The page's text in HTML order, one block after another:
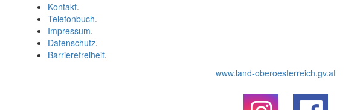
Kontakt.
Telefonbuch.
Impressum.
Datenschutz.
Barrierefreiheit.
www.land-oberoesterreich.gv.at